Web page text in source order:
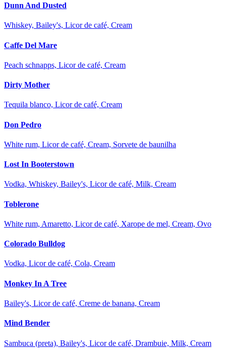
Dunn And Dusted
Whiskey, Bailey's, Licor de café, Cream
Caffe Del Mare
Peach schnapps, Licor de café, Cream
Dirty Mother
Tequila blanco, Licor de café, Cream
Don Pedro
White rum, Licor de café, Cream, Sorvete de baunilha
Lost In Booterstown
Vodka, Whiskey, Bailey's, Licor de café, Milk, Cream
Toblerone
White rum, Amaretto, Licor de café, Xarope de mel, Cream, Ovo
Colorado Bulldog
Vodka, Licor de café, Cola, Cream
Monkey In A Tree
Bailey's, Licor de café, Creme de banana, Cream
Mind Bender
Sambuca (preta), Bailey's, Licor de café, Drambuie, Milk, Cream